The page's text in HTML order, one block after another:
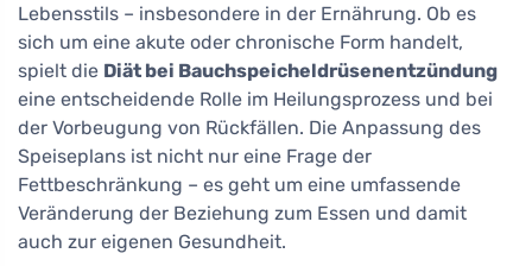
Lebensstils – insbesondere in der Ernährung. Ob es
sich um eine akute oder chronische Form handelt,
spielt die Diät bei Bauchspeicheldrüsenentzündung
eine entscheidende Rolle im Heilungsprozess und bei
der Vorbeugung von Rückfällen. Die Anpassung des
Speiseplans ist nicht nur eine Frage der
Fettbeschränkung – es geht um eine umfassende
Veränderung der Beziehung zum Essen und damit
auch zur eigenen Gesundheit.